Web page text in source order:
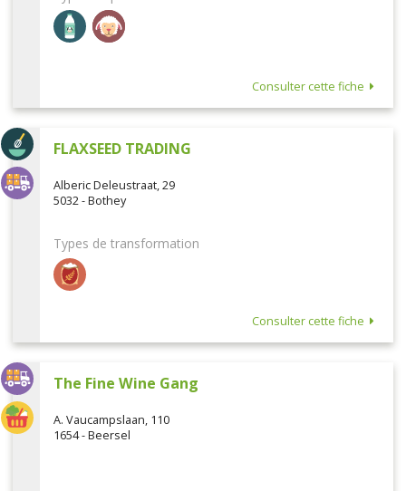
Consulter cette fiche
FLAXSEED TRADING
Alberic Deleustraat, 29
5032 - Bothey
Types de transformation
Consulter cette fiche
The Fine Wine Gang
A. Vaucampslaan, 110
1654 - Beersel